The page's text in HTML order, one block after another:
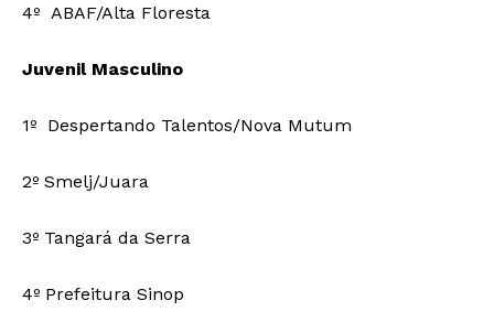
4º ABAF/Alta Floresta
Juvenil Masculino
1º Despertando Talentos/Nova Mutum
2º Smelj/Juara
3º Tangará da Serra
4º Prefeitura Sinop